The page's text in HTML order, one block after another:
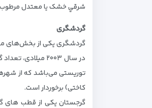
شرقي خشک يا معتدل مرطوب است. واحد پول اين کشور لاري است. در
گردشگری
گردشگری یکی از بخش‌های
توریستی می‌باشد که از
کاختی) برخوردار است.